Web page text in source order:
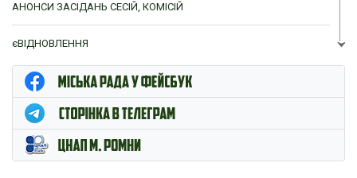
АНОНСИ ЗАСІДАНЬ СЕСІЙ, КОМІСІЙ
єВІДНОВЛЕННЯ
ЦНАП м. Ромни